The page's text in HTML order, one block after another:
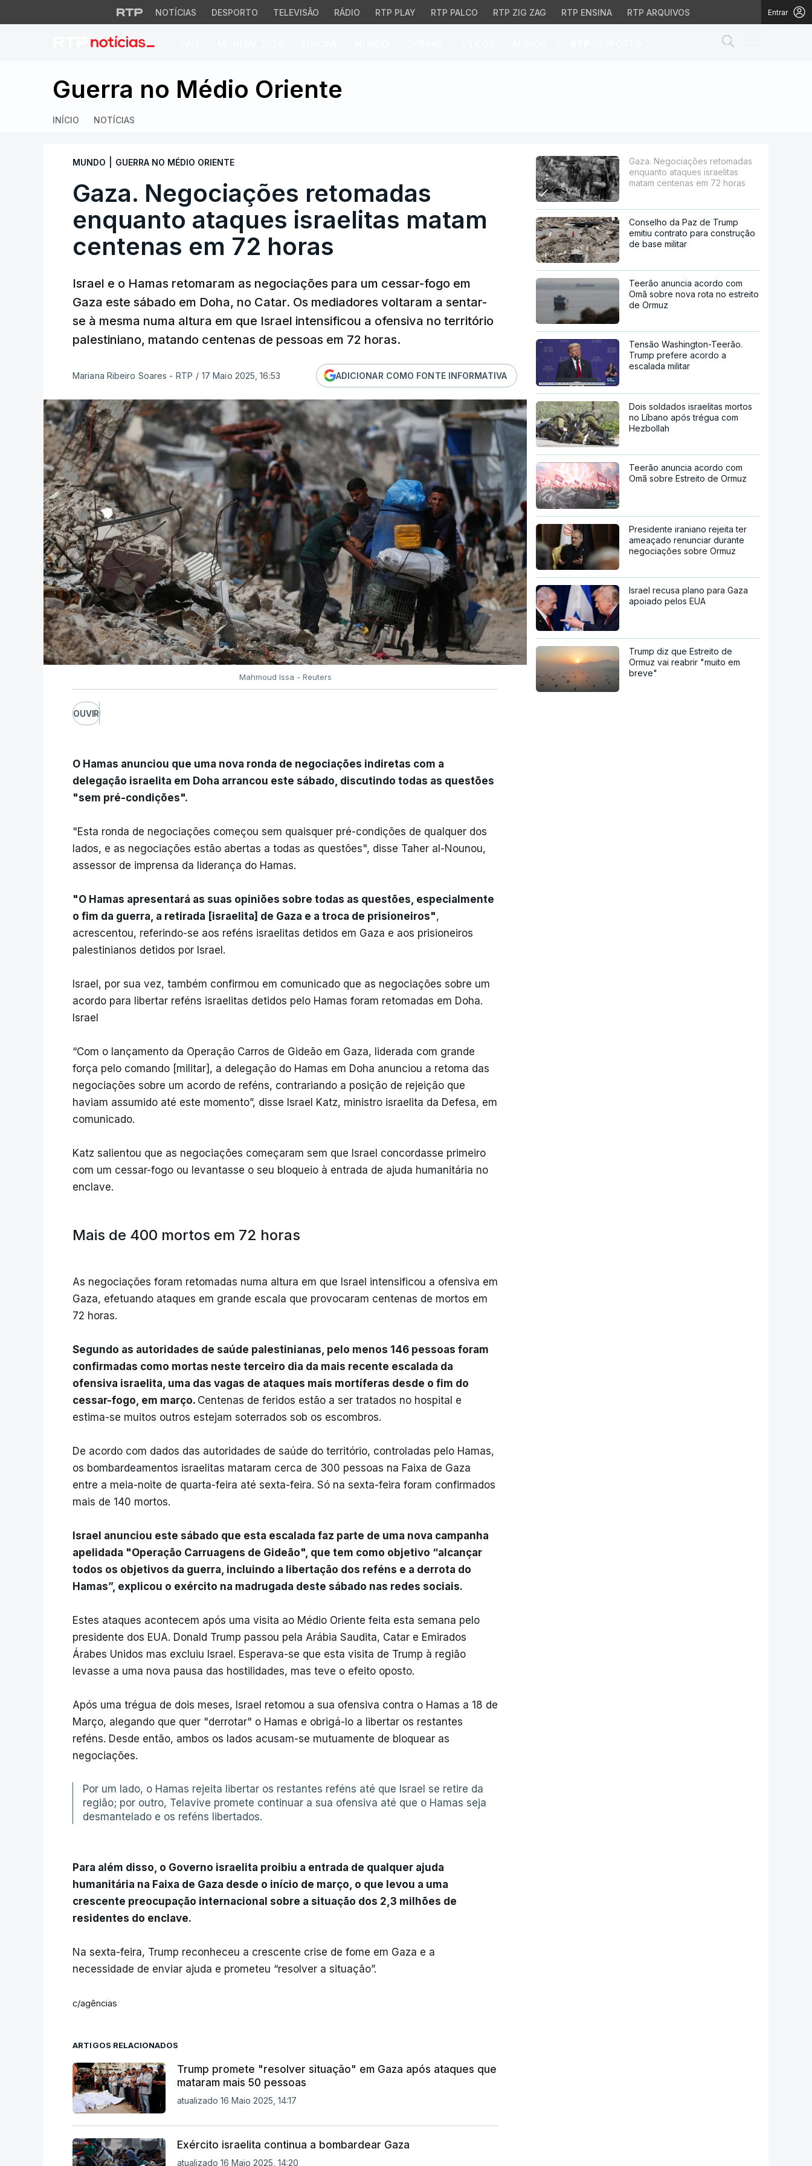
NOTÍCIAS DESPORTO TELEVISÃO RÁDIO RTP PLAY RTP PALCO RTP ZIG ZAG RTP ENSINA RTP ARQUIVOS Entrar
Gaza. Negociações retomadas enquanto ataques israelitas
Guerra no Médio Oriente
INÍCIO NOTÍCIAS
MUNDO GUERRA NO MÉDIO ORIENTE
Gaza. Negociações retomadas
enquanto ataques israelitas matam
centenas em 72 horas
Israel e o Hamas retomaram as negociações para um cessar-fogo em
Gaza este sábado em Doha, no Catar. Os mediadores voltaram a sentar-
se à mesma numa altura em que Israel intensificou a ofensiva no território
palestiniano, matando centenas de pessoas em 72 horas.
Mariana Ribeiro Soares - RTP / 17 Maio 2025, 16:53 ADICIONAR COMO FONTE INFORMATIVA
Mahmoud Issa - Reuters
OUVIR
O Hamas anunciou que uma nova ronda de negociações indiretas com a
delegação israelita em Doha arrancou este sábado, discutindo todas as questões
"sem pré-condições".
"Esta ronda de negociações começou sem quaisquer pré-condições de qualquer dos
lados, e as negociações estão abertas a todas as questões", disse Taher al-Nounou,
assessor de imprensa da liderança do Hamas.
"O Hamas apresentará as suas opiniões sobre todas as questões, especialmente
o fim da guerra, a retirada [israelita] de Gaza e a troca de prisioneiros",
acrescentou, referindo-se aos reféns israelitas detidos em Gaza e aos prisioneiros
palestinianos detidos por Israel.
Israel, por sua vez, também confirmou em comunicado que as negociações sobre um
acordo para libertar reféns israelitas detidos pelo Hamas foram retomadas em Doha.
Israel
“Com o lançamento da Operação Carros de Gideão em Gaza, liderada com grande
força pelo comando [militar], a delegação do Hamas em Doha anunciou a retoma das
negociações sobre um acordo de reféns, contrariando a posição de rejeição que
haviam assumido até este momento”, disse Israel Katz, ministro israelita da Defesa, em
comunicado.
Katz salientou que as negociações começaram sem que Israel concordasse primeiro
com um cessar-fogo ou levantasse o seu bloqueio à entrada de ajuda humanitária no
enclave.
Mais de 400 mortos em 72 horas
As negociações foram retomadas numa altura em que Israel intensificou a ofensiva em
Gaza, efetuando ataques em grande escala que provocaram centenas de mortos em
72 horas.
Segundo as autoridades de saúde palestinianas, pelo menos 146 pessoas foram
confirmadas como mortas neste terceiro dia da mais recente escalada da
ofensiva israelita, uma das vagas de ataques mais mortíferas desde o fim do
cessar-fogo, em março. Centenas de feridos estão a ser tratados no hospital e
estima-se muitos outros estejam soterrados sob os escombros.
De acordo com dados das autoridades de saúde do território, controladas pelo Hamas,
os bombardeamentos israelitas mataram cerca de 300 pessoas na Faixa de Gaza
entre a meia-noite de quarta-feira até sexta-feira. Só na sexta-feira foram confirmados
mais de 140 mortos.
Israel anunciou este sábado que esta escalada faz parte de uma nova campanha
apelidada "Operação Carruagens de Gideão", que tem como objetivo “alcançar
todos os objetivos da guerra, incluindo a libertação dos reféns e a derrota do
Hamas”, explicou o exército na madrugada deste sábado nas redes sociais.
Estes ataques acontecem após uma visita ao Médio Oriente feita esta semana pelo
presidente dos EUA. Donald Trump passou pela Arábia Saudita, Catar e Emirados
Árabes Unidos mas excluiu Israel. Esperava-se que esta visita de Trump à região
levasse a uma nova pausa das hostilidades, mas teve o efeito oposto.
Após uma trégua de dois meses, Israel retomou a sua ofensiva contra o Hamas a 18 de
Março, alegando que quer "derrotar" o Hamas e obrigá-lo a libertar os restantes
reféns. Desde então, ambos os lados acusam-se mutuamente de bloquear as
negociações.
Por um lado, o Hamas rejeita libertar os restantes reféns até que Israel se retire da
região; por outro, Telavive promete continuar a sua ofensiva até que o Hamas seja
desmantelado e os reféns libertados.
Para além disso, o Governo israelita proibiu a entrada de qualquer ajuda
humanitária na Faixa de Gaza desde o início de março, o que levou a uma
crescente preocupação internacional sobre a situação dos 2,3 milhões de
residentes do enclave.
Na sexta-feira, Trump reconheceu a crescente crise de fome em Gaza e a
necessidade de enviar ajuda e prometeu “resolver a situação”.
c/agências
ARTIGOS RELACIONADOS
Trump promete "resolver situação" em Gaza após ataques que
mataram mais 50 pessoas
atualizado 16 Maio 2025, 14:17
Exército israelita continua a bombardear Gaza
atualizado 16 Maio 2025, 14:20
Gaza. Negociações retomadas
enquanto ataques israelitas
matam centenas em 72 horas
Conselho da Paz de Trump
emitiu contrato para construção
de base militar
Teerão anuncia acordo com
Omã sobre nova rota no estreito
de Ormuz
Tensão Washington-Teerão.
Trump prefere acordo a
escalada militar
Dois soldados israelitas mortos
no Líbano após trégua com
Hezbollah
Teerão anuncia acordo com
Omã sobre Estreito de Ormuz
Presidente iraniano rejeita ter
ameaçado renunciar durante
negociações sobre Ormuz
Israel recusa plano para Gaza
apoiado pelos EUA
Trump diz que Estreito de
Ormuz vai reabrir "muito em
breve"